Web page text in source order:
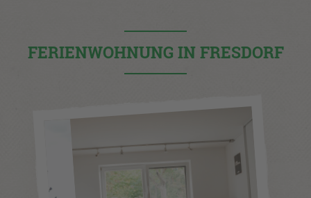
FERIENWOHNUNG IN FRESDORF